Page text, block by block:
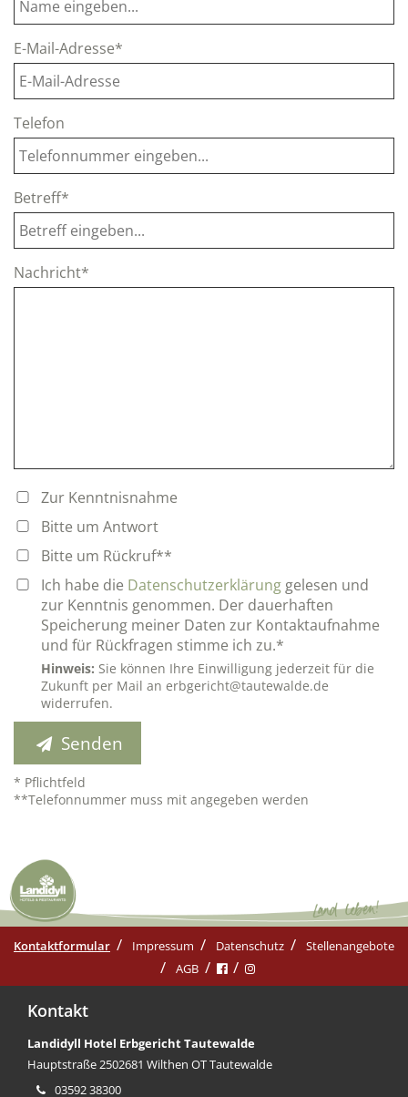
E-Mail-Adresse*
Telefon
Betreff*
Nachricht*
Zur Kenntnisnahme
Bitte um Antwort
Bitte um Rückruf**
Ich habe die Datenschutzerklärung gelesen und
zur Kenntnis genommen. Der dauerhaften
Speicherung meiner Daten zur Kontaktaufnahme
und für Rückfragen stimme ich zu.*
Hinweis: Sie können Ihre Einwilligung jederzeit für die
Zukunft per Mail an erbgericht@tautewalde.de
widerrufen.
Senden
* Pflichtfeld
**Telefonnummer muss mit angegeben werden
Kontaktformular Impressum Datenschutz
Stellenangebote
AGB
Kontakt
Landidyll Hotel Erbgericht Tautewalde
Hauptstraße 2502681 Wilthen OT Tautewalde
03592 38300